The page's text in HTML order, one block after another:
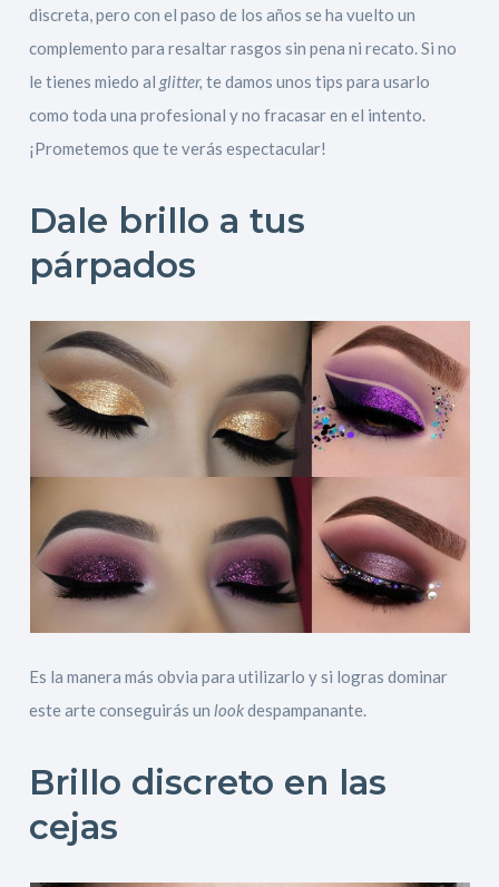
discreta, pero con el paso de los años se ha vuelto un
complemento para resaltar rasgos sin pena ni recato. Si no
le tienes miedo al glitter, te damos unos tips para usarlo
como toda una profesional y no fracasar en el intento.
¡Prometemos que te verás espectacular!
Dale brillo a tus
párpados
Es la manera más obvia para utilizarlo y si logras dominar
este arte conseguirás un lookdespampanante.
Brillo discreto en las
cejas